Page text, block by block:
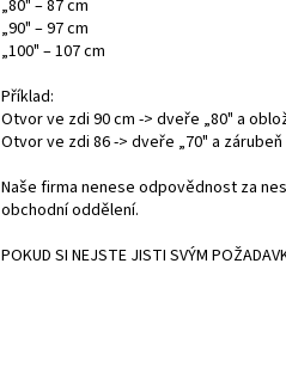
„80" – 87 cm
„90" – 97 cm
„100" – 107 cm
Příklad:
Otvor ve zdi 90 cm -> dveře „80" a
Otvor ve zdi 86 -> dveře „70" a
Naše firma nenese odpovědnost za
obchodní oddělení.
POKUD SI NEJSTE JISTI SVÝM